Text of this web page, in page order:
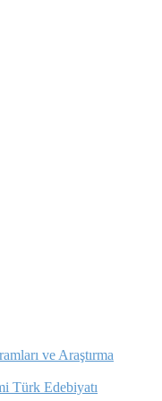
ve Araştırma
Türk Edebiyatı